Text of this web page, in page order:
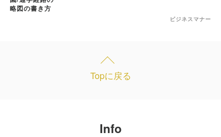
ビジネスマナー
Topに戻る
Info